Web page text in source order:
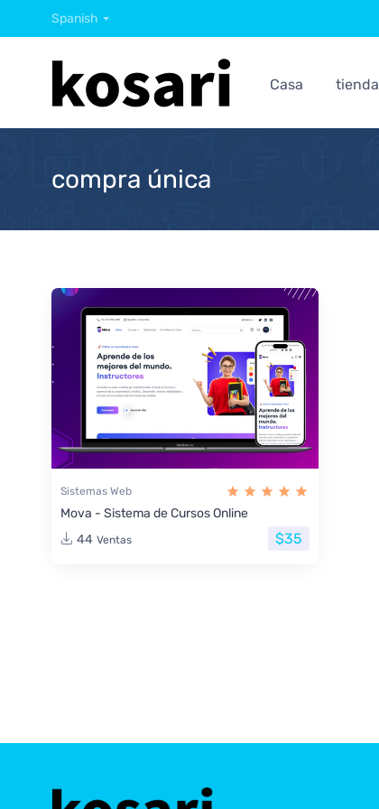
Spanish
Casa tienda
compra única
Sistemas Web
Mova - Sistema de Cursos Online
44 Ventas $35